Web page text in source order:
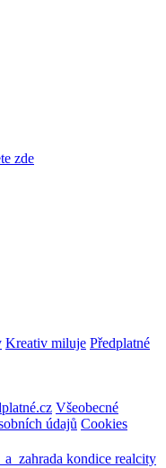
zde
Kreativ miluje Předplatné
Všeobecné
údajů Cookies
kondice realcity